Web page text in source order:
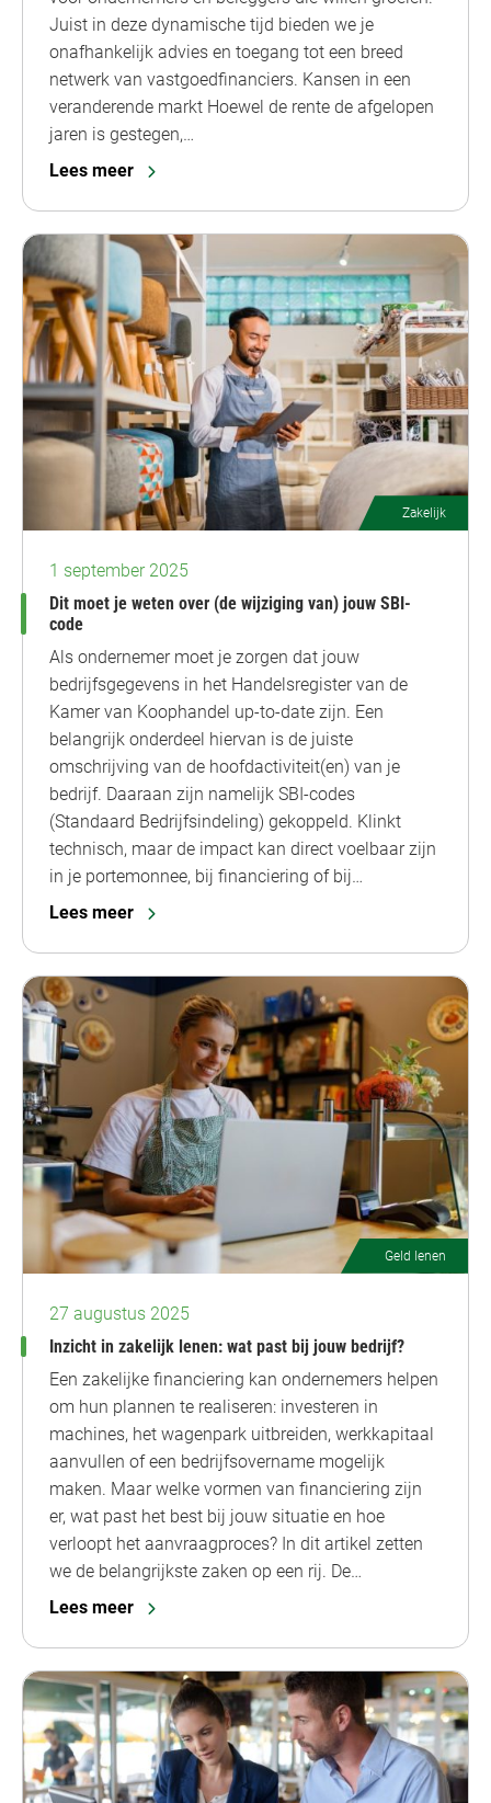
Juist in deze dynamische tijd bieden we je
onafhankelijk advies en toegang tot een breed
netwerk van vastgoedfinanciers. Kansen in een
veranderende markt Hoewel de rente de afgelopen
jaren is gestegen,…
Lees meer
Zakelijk
1 september 2025
Dit moet je weten over (de wijziging van) jouw SBI-
code
Als ondernemer moet je zorgen dat jouw
bedrijfsgegevens in het Handelsregister van de
Kamer van Koophandel up-to-date zijn. Een
belangrijk onderdeel hiervan is de juiste
omschrijving van de hoofdactiviteit(en) van je
bedrijf. Daaraan zijn namelijk SBI-codes
(Standaard Bedrijfsindeling) gekoppeld. Klinkt
technisch, maar de impact kan direct voelbaar zijn
in je portemonnee, bij financiering of bij…
Lees meer
Geld lenen
27 augustus 2025
Inzicht in zakelijk lenen: wat past bij jouw bedrijf?
Een zakelijke financiering kan ondernemers helpen
om hun plannen te realiseren: investeren in
machines, het wagenpark uitbreiden, werkkapitaal
aanvullen of een bedrijfsovername mogelijk
maken. Maar welke vormen van financiering zijn
er, wat past het best bij jouw situatie en hoe
verloopt het aanvraagproces? In dit artikel zetten
we de belangrijkste zaken op een rij. De…
Lees meer